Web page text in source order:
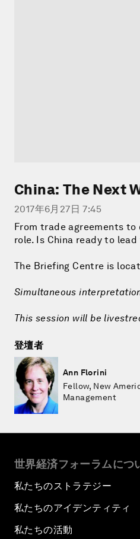
China: The Next
2017年6月27日 7:45
From trade agreements
role. Is China ready to
The Briefing Centre is
Simultaneous
This session will be
登壇者
Ann Florini
Fellow, New
Management
世界経済フォーラムにつ
私たちのストラテジー
私たちのアイデンティティ
私たちの活動